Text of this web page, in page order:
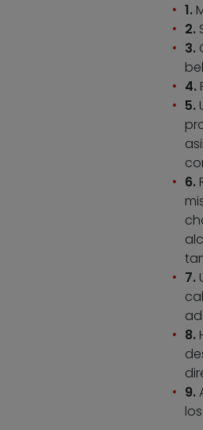
1.
2.
3.
4.
5.
6.
7.
8.
9.